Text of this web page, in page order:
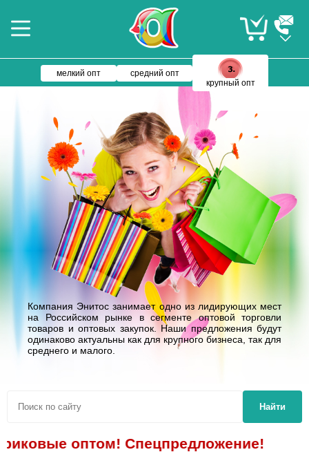
мелкий опт
средний опт
крупный опт
Компания Энитос занимает одно из лидирующих мест
на Российском рынке в сегменте оптовой торговли
товаров и оптовых закупок. Наши предложения будут
одинаково актуальны как для крупного бизнеса, так для
среднего и малого.
Найти
оптом! Спецпредложение!